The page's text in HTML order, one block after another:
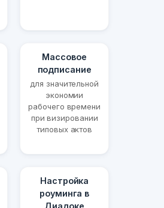
Массовое
подписание
для значительной
экономии
рабочего времени
при визировании
типовых актов
Настройка
роуминга в